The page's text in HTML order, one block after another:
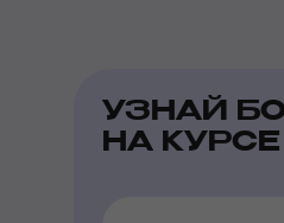
УЗНАЙ
НА КУРСЕ